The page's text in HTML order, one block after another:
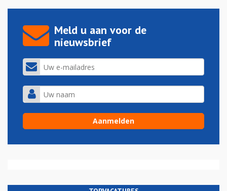
Meld u aan voor de
nieuwsbrief